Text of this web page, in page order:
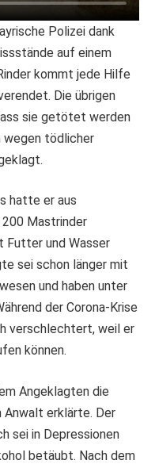
Polizei dank
auf einem
kommt jede Hilfe
Die übrigen
sie getötet werden
wegen tödlicher
hatte er aus
Mastrinder
Futter und Wasser
sei schon länger mit
und haben unter
der Corona-Krise
verschlechtert, weil er
können.
Angeklagten die
Anwalt erklärte. Der
sei in Depressionen
betäubt. Nach dem